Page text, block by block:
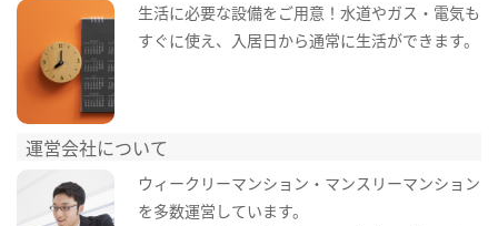
生活に必要な設備をご用意！水道やガス・電気も
すぐに使え、入居日から通常に生活ができます。
運営会社について
ウィークリーマンション・マンスリーマンション
を多数運営しています。